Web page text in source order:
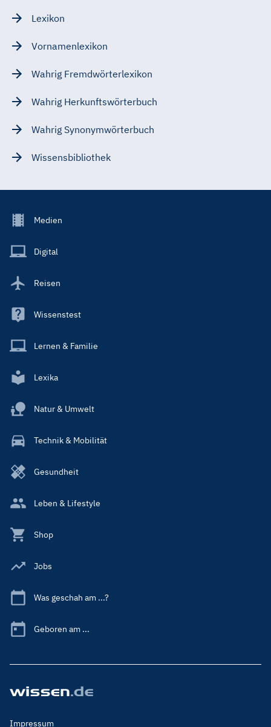
Lexikon
Vornamenlexikon
Wahrig Fremdwörterlexikon
Wahrig Herkunftswörterbuch
Wahrig Synonymwörterbuch
Wissensbibliothek
Footer
Main
Medien
Digital
Reisen
Wissenstest
Lernen & Familie
Lexika
Natur & Umwelt
Technik & Mobilität
Gesundheit
Leben & Lifestyle
Shop
Jobs
Was geschah am ...?
Geboren am ...
Footer
Impressum